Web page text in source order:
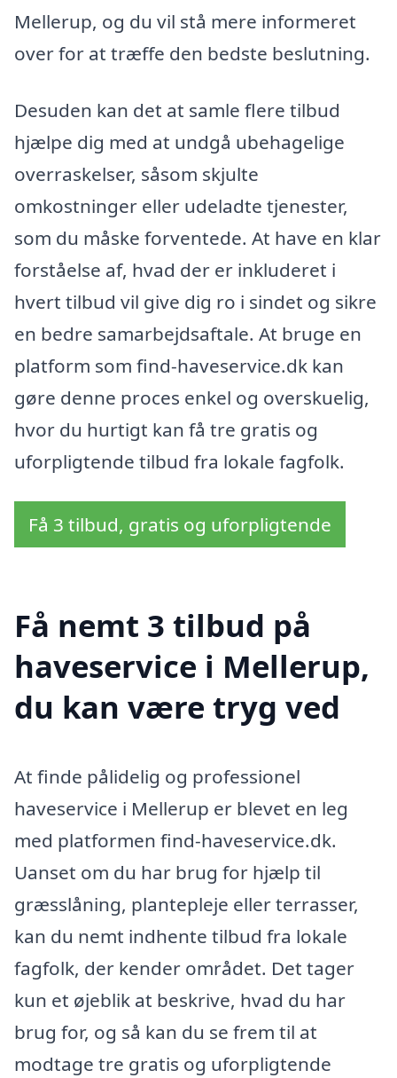
Mellerup, og du vil stå mere informeret
over for at træffe den bedste beslutning.
Desuden kan det at samle flere tilbud
hjælpe dig med at undgå ubehagelige
overraskelser, såsom skjulte
omkostninger eller udeladte tjenester,
som du måske forventede. At have en klar
forståelse af, hvad der er inkluderet i
hvert tilbud vil give dig ro i sindet og sikre
en bedre samarbejdsaftale. At bruge en
platform som find-haveservice.dk kan
gøre denne proces enkel og overskuelig,
hvor du hurtigt kan få tre gratis og
uforpligtende tilbud fra lokale fagfolk.
Få 3 tilbud, gratis og uforpligtende
Få nemt 3 tilbud på
haveservice i Mellerup,
du kan være tryg ved
At finde pålidelig og professionel
haveservice i Mellerup er blevet en leg
med platformen find-haveservice.dk.
Uanset om du har brug for hjælp til
græsslåning, plantepleje eller terrasser,
kan du nemt indhente tilbud fra lokale
fagfolk, der kender området. Det tager
kun et øjeblik at beskrive, hvad du har
brug for, og så kan du se frem til at
modtage tre gratis og uforpligtende